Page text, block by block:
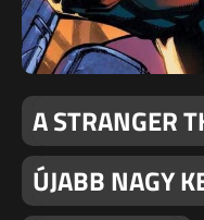
A STRANGER
ÚJABB NAGY